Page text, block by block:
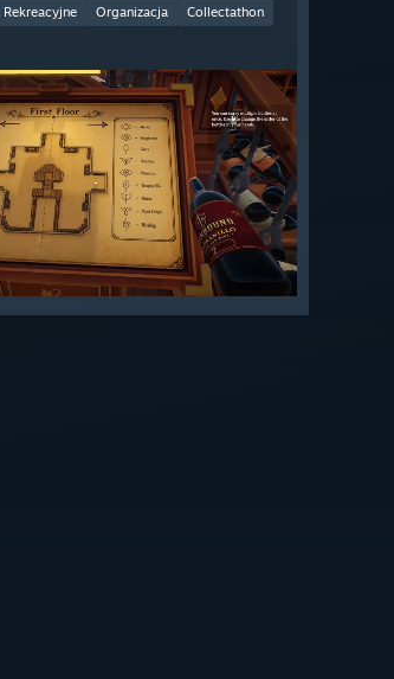
Rekreacyjne Organizacja
Collectathon